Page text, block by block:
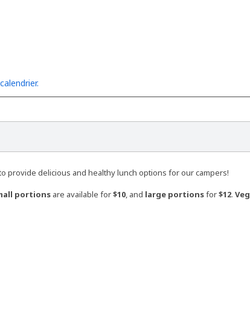
provide delicious and healthy lunch options for our campers!
portions are available for$10, and large portionsfor$12.